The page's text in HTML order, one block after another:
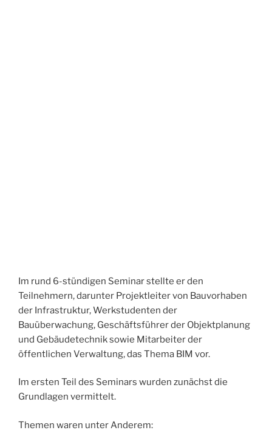
Im rund 6-stündigen Seminar stellte er den
Teilnehmern, darunter Projektleiter von Bauvorhaben
der Infrastruktur, Werkstudenten der
Bauüberwachung, Geschäftsführer der Objektplanung
und Gebäudetechnik sowie Mitarbeiter der
öffentlichen Verwaltung, das Thema BIM vor.
Im ersten Teil des Seminars wurden zunächst die
Grundlagen vermittelt.
Themen waren unter Anderem: